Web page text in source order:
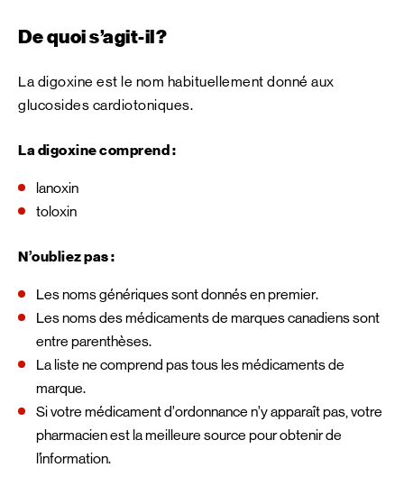
De quoi s’agit-il?
La digoxine est le nom habituellement donné aux
glucosides cardiotoniques.
La digoxine comprend :
lanoxin
toloxin
N’oubliez pas :
Les noms génériques sont donnés en premier.
Les noms des médicaments de marques canadiens sont
entre parenthèses.
La liste ne comprend pas tous les médicaments de
marque.
Si votre médicament d’ordonnance n’y apparaît pas, votre
pharmacien est la meilleure source pour obtenir de
l’information.